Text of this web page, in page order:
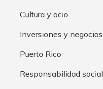
Cultura y ocio
Inversiones y negocios
Puerto Rico
Responsabilidad social